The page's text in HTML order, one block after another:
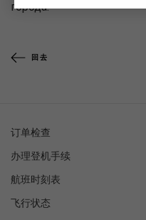
города.
回去
订单检查
办理登机手续
航班时刻表
飞行状态